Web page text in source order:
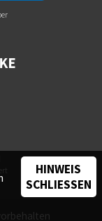
HINWEIS
SCHLIESSEN